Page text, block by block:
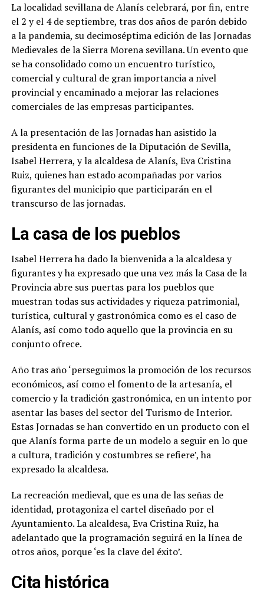
La localidad sevillana de Alanís celebrará, por fin, entre
el 2 y el 4 de septiembre, tras dos años de parón debido
a la pandemia, su decimoséptima edición de las Jornadas
Medievales de la Sierra Morena sevillana. Un evento que
se ha consolidado como un encuentro turístico,
comercial y cultural de gran importancia a nivel
provincial y encaminado a mejorar las relaciones
comerciales de las empresas participantes.
A la presentación de las Jornadas han asistido la
presidenta en funciones de la Diputación de Sevilla,
Isabel Herrera, y la alcaldesa de Alanís, Eva Cristina
Ruiz, quienes han estado acompañadas por varios
figurantes del municipio que participarán en el
transcurso de las jornadas.
La casa de los pueblos
Isabel Herrera ha dado la bienvenida a la alcaldesa y
figurantes y ha expresado que una vez más la Casa de la
Provincia abre sus puertas para los pueblos que
muestran todas sus actividades y riqueza patrimonial,
turística, cultural y gastronómica como es el caso de
Alanís, así como todo aquello que la provincia en su
conjunto ofrece.
Año tras año ‘perseguimos la promoción de los recursos
económicos, así como el fomento de la artesanía, el
comercio y la tradición gastronómica, en un intento por
asentar las bases del sector del Turismo de Interior.
Estas Jornadas se han convertido en un producto con el
que Alanís forma parte de un modelo a seguir en lo que
a cultura, tradición y costumbres se refiere’, ha
expresado la alcaldesa.
La recreación medieval, que es una de las señas de
identidad, protagoniza el cartel diseñado por el
Ayuntamiento. La alcaldesa, Eva Cristina Ruiz, ha
adelantado que la programación seguirá en la línea de
otros años, porque ‘es la clave del éxito’.
Cita histórica